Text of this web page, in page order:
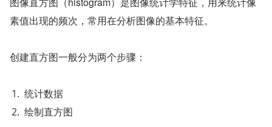
素值出现的频次，常用在分析图像的基本特征。
创建直方图一般分为两个步骤：
统计数据
绘制直方图